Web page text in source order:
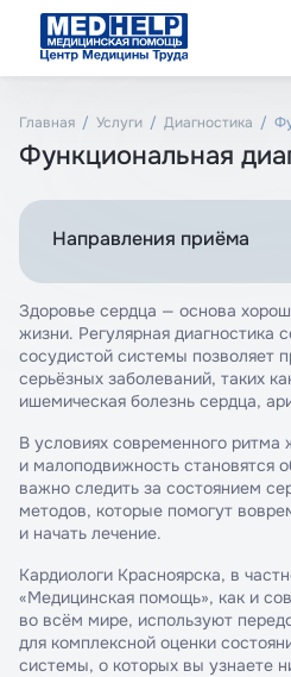
Главная Услуги Диагностика
Функциональная
Направления приёма
Здоровье сердца — основа
жизни. Регулярная диагностика
сосудистой системы позволяет
серьёзных заболеваний, таких
ишемическая болезнь сердца,
В условиях современного ритма
и малоподвижность становятся
важно следить за состоянием
методов, которые помогут
и начать лечение.
Кардиологи Красноярска, в
«Медицинская помощь», как и
во всём мире, используют
для комплексной оценки
системы, о которых вы узнаете